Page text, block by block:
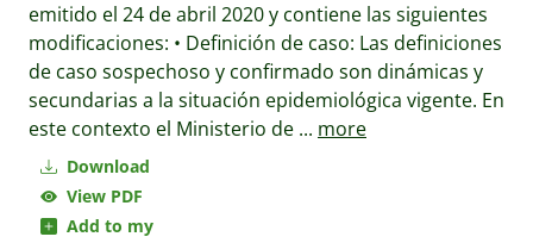
Download
View PDF
Add to my
emitido el 24 de abril 2020 y contiene las siguientes
modificaciones: • Definición de caso: Las definiciones
de caso sospechoso y confirmado son dinámicas y
secundarias a la situación epidemiológica vigente. En
este contexto el Ministerio de ... more